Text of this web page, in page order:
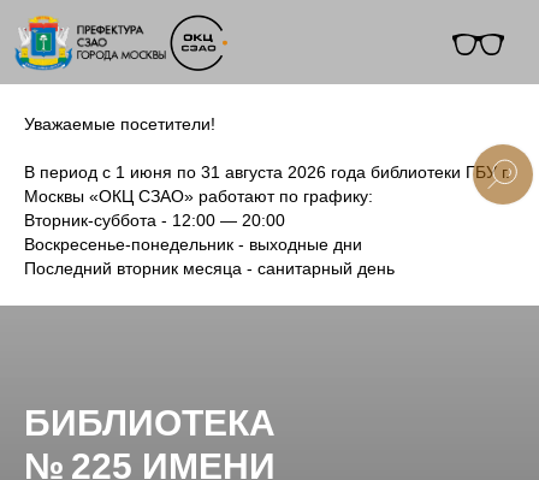
+7 (495) 495-91-10
Уважаемые посетители!
В период с 1 июня по 31 августа 2026 года библиотеки ГБУ г.
Москвы «ОКЦ СЗАО» работают по графику:
Вторник-суббота - 12:00 — 20:00
Воскресенье-понедельник - выходные дни
Последний вторник месяца - санитарный день
БИБЛИОТЕКА
№ 225 ИМЕНИ